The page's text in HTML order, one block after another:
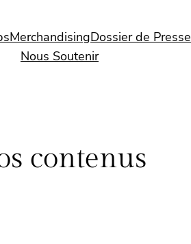
MerchandisingDossier de Presse
Nous Soutenir
contenus